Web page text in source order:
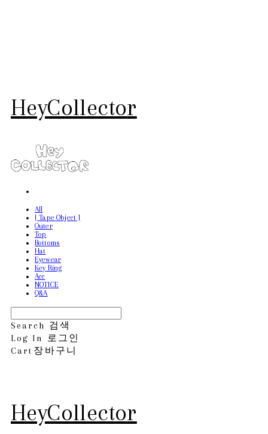
HeyCollector
All
[ Tape Object ]
Outer
Top
Bottoms
Hat
Eyewear
Key Ring
Acc
NOTICE
Q&A
Search 검색
Log In
로그인
Cart 장바구니
HeyCollector